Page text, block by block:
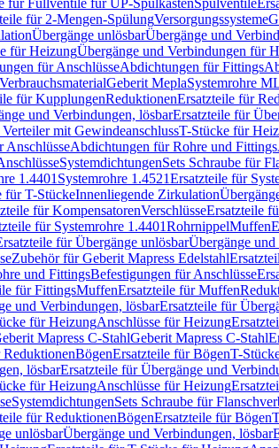
für Füllventile für UP-SpülkästenSpülventile
für 2-Mengen-SpülungVersorgungssysteme
Übergänge unlösbarÜbergänge und
für HeizungÜbergänge und Verbindungen für
für AnschlüsseAbdichtungen für Fittings
VerbrauchsmaterialGeberit MeplaSystemrohre
für KupplungenReduktionenErsatzteile für
und Verbindungen, lösbarErsatzteile für
mit GewindeanschlussT-Stücke für
AnschlüsseAbdichtungen für Rohre und Fittings
SystemdichtungenSets Schraube für
1.4401 Systemrohre 1.4521Ersatzteile für
für T-StückeInnenliegende Zirkulation
für KompensatorenVerschlüsseErsatzteile
für Systemrohre 1.4401RohrnippelMuffen
für Übergänge unlösbarÜbergänge
Zubehör für Geberit Mapress Edelstahl
und FittingsBefestigungen für Anschlüsse
für FittingsMuffenErsatzteile für Muffen
und Verbindungen, lösbarErsatzteile für
für HeizungAnschlüsse für Heizung
Mapress C-StahlGeberit Mapress C-Stahl
BögenErsatzteile für BögenT-
lösbarErsatzteile für Übergänge und
für HeizungAnschlüsse für Heizung
SystemdichtungenSets Schraube für
für ReduktionenBögenErsatzteile für Bögen
unlösbarÜbergänge und Verbindungen, lösbar